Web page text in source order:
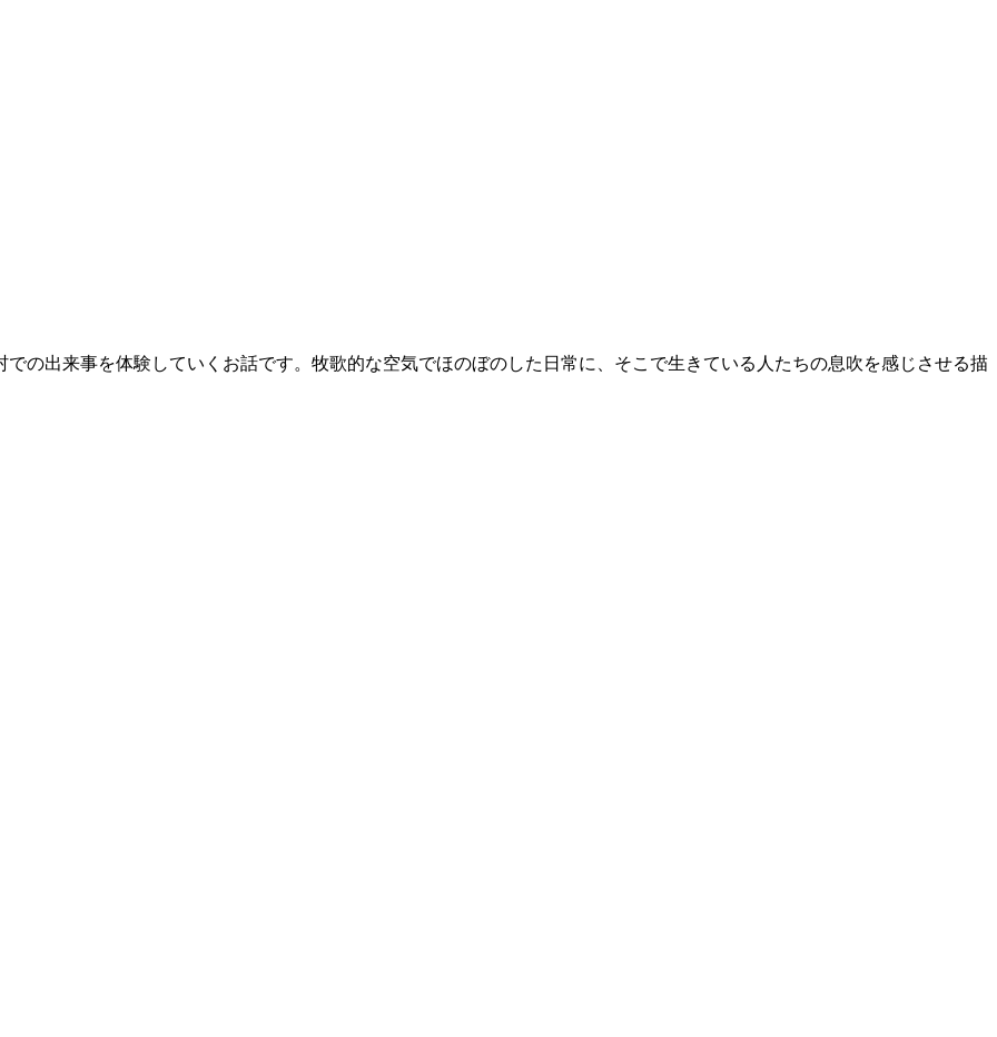
の出来事を体験していくお話です。牧歌的な空気でほのぼのした日常に、そこで生きている人たちの息吹を感じさせる描